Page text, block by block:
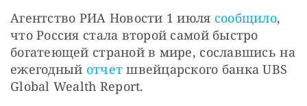
Агентство РИА Новости 1 июля сообщило,
что Россия стала второй самой быстро
богатеющей страной в мире, сославшись на
ежегодный отчет швейцарского банка UBS
Global Wealth Report.